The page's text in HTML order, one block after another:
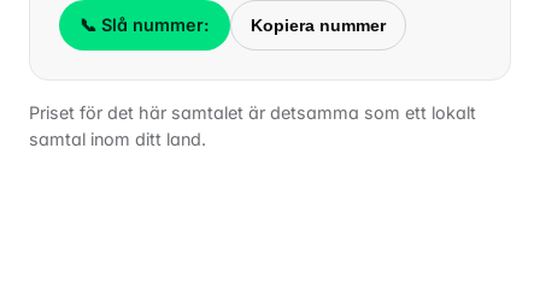
📞 Slå nummer: Kopiera nummer
Priset för det här samtalet är detsamma som ett lokalt
samtal inom ditt land.